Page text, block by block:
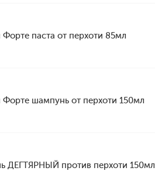
Форте паста от перхоти 85мл
Форте шампунь от перхоти 150мл
ДЕГТЯРНЫЙ против перхоти 150мл